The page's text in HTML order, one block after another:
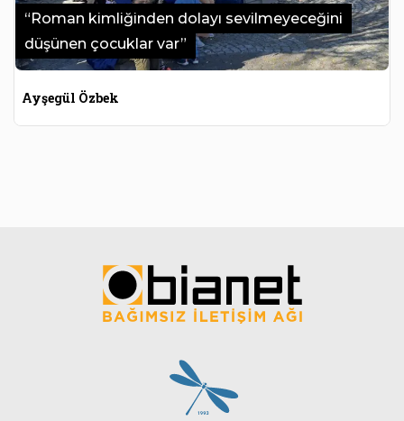
“Roman kimliğinden dolayı sevilmeyeceğini
düşünen çocuklar var”
Ayşegül Özbek